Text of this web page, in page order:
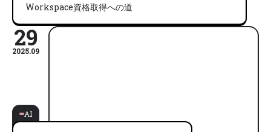
Workspace資格取得への道
29
2025.09
AI